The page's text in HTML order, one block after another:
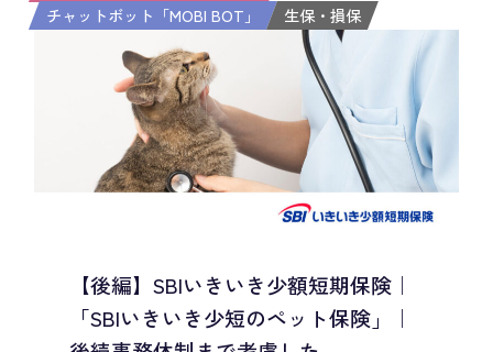
チャットボット「MOBI BOT」
生保・損保
【後編】SBIいきいき少額短期保険｜
「SBIいきいき少短のペット保険」｜